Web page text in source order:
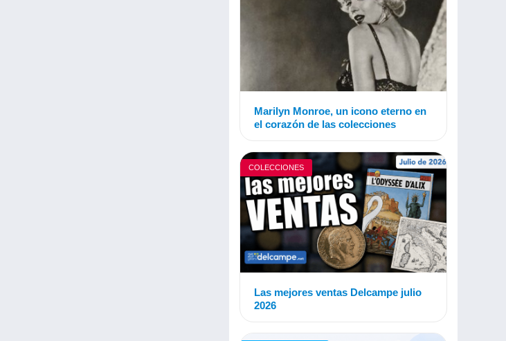
Marilyn Monroe, un icono eterno en
el corazón de las colecciones
COLECCIONES
Las mejores ventas Delcampe julio
2026